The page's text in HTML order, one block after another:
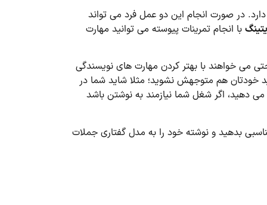
دارد. در صورت انجام این دو عمل فرد می تواند
با انجام تمرینات پیوسته می توانید مهارت
می خواهند با بهتر کردن مهارت های نویسندگی
خودتان هم متوجهش نشوید؛ مثلا شاید شما در
می دهید، اگر شغل شما نیازمند به نوشتن باشد
بدهید و نوشته خود را به مدل گفتاری جملات